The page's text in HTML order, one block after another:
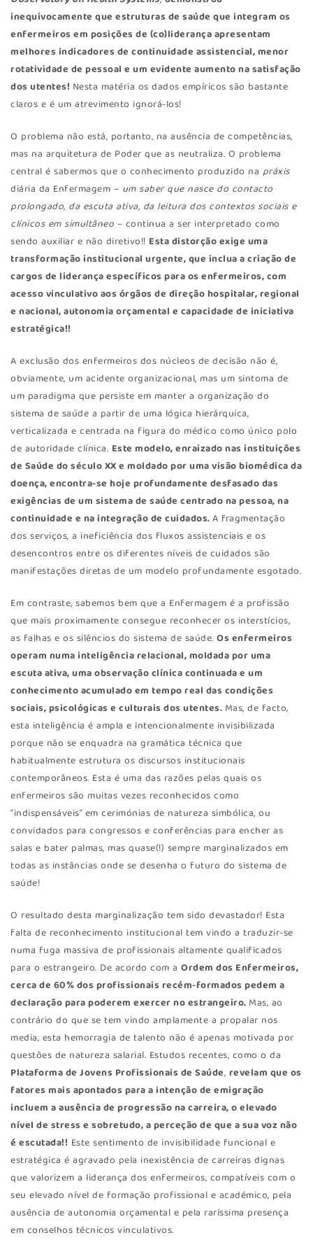
inequivocamente que estruturas de saúde que integram os
enfermeiros em posições de (co)liderança apresentam
melhores indicadores de continuidade assistencial, menor
rotatividade de pessoal e um evidente aumento na satisfação
dos utentes! Nesta matéria os dados empíricos são bastante
claros e é um atrevimento ignorá-los!
O problema não está, portanto, na ausência de competências,
mas na arquitetura de Poder que as neutraliza. O problema
central é sabermos que o conhecimento produzido na práxis
diária da Enfermagem – um saber que nasce do contacto
prolongado, da escuta ativa, da leitura dos contextos sociais e
clínicos em simultâneo – continua a ser interpretado como
sendo auxiliar e não diretivo!! Esta distorção exige uma
transformação institucional urgente, que inclua a criação de
cargos de liderança específicos para os enfermeiros, com
acesso vinculativo aos órgãos de direção hospitalar, regional
e nacional, autonomia orçamental e capacidade de iniciativa
estratégica!!
A exclusão dos enfermeiros dos núcleos de decisão não é,
obviamente, um acidente organizacional, mas um sintoma de
um paradigma que persiste em manter a organização do
sistema de saúde a partir de uma lógica hierárquica,
verticalizada e centrada na figura do médico como único polo
de autoridade clínica. Este modelo, enraizado nas instituições
de Saúde do século XX e moldado por uma visão biomédica da
doença, encontra-se hoje profundamente desfasado das
exigências de um sistema de saúde centrado na pessoa, na
continuidade e na integração de cuidados.A fragmentação
dos serviços, a ineficiência dos fluxos assistenciais e os
desencontros entre os diferentes níveis de cuidados são
manifestações diretas de um modelo profundamente esgotado.
Em contraste, sabemos bem que a Enfermagem é a profissão
que mais proximamente consegue reconhecer os interstícios,
as falhas e os silêncios do sistema de saúde. Os enfermeiros
operam numa inteligência relacional, moldada por uma
escuta ativa, uma observação clínica continuada e um
conhecimento acumulado em tempo real das condições
sociais, psicológicas e culturais dos utentes. Mas, de facto,
esta inteligência é ampla e intencionalmente invisibilizada
porque não se enquadra na gramática técnica que
habitualmente estrutura os discursos institucionais
contemporâneos. Esta é uma das razões pelas quais os
enfermeiros são muitas vezes reconhecidos como
“indispensáveis” em cerimónias de natureza simbólica, ou
convidados para congressos e conferências para encher as
salas e bater palmas, mas quase(!) sempre marginalizados em
todas as instâncias onde se desenha o futuro do sistema de
saúde!
O resultado desta marginalização tem sido devastador! Esta
falta de reconhecimento institucional tem vindo a traduzir-se
numa fuga massiva de profissionais altamente qualificados
para o estrangeiro. De acordo com a Ordem dos Enfermeiros,
cerca de 60% dos profissionais recém-formados pedem a
declaração para poderem exercer no estrangeiro. Mas, ao
contrário do que se tem vindo amplamente a propalar nos
media, esta hemorragia de talento não é apenas motivada por
questões de natureza salarial. Estudos recentes, como o da
Plataforma de Jovens Profissionais de Saúde, revelam que os
fatores mais apontados para a intenção de emigração
incluem a ausência de progressão na carreira, o elevado
nível de stress e sobretudo, a perceção de que a sua voz não
é escutada!! Este sentimento de invisibilidade funcional e
estratégica é agravado pela inexistência de carreiras dignas
que valorizem a liderança dos enfermeiros, compatíveis com o
seu elevado nível de formação profissional e académico, pela
ausência de autonomia orçamental e pela raríssima presença
em conselhos técnicos vinculativos.